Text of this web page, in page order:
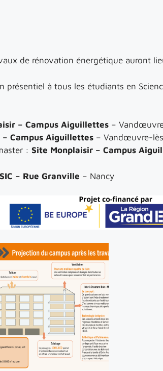
de rénovation énergétique auront
présentiel à tous les étudiants en
– Campus Aiguillettes –
Campus Aiguillettes – Vandœuvre-
: Site Monplaisir – Campus
– Rue Granville – Nancy